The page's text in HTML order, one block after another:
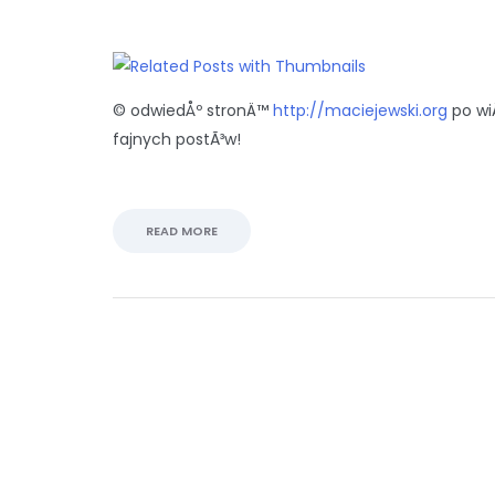
© odwiedÅº stronÄ™ http://maciejewski.org po
fajnych postÃ³w!
READ MORE